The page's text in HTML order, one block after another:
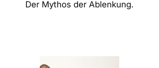
Der Mythos der Ablenkung.